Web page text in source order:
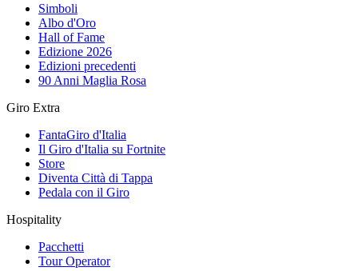
Simboli
Albo d'Oro
Hall of Fame
Edizione 2026
Edizioni precedenti
90 Anni Maglia Rosa
Giro Extra
FantaGiro d'Italia
Il Giro d'Italia su Fortnite
Store
Diventa Città di Tappa
Pedala con il Giro
Hospitality
Pacchetti
Tour Operator